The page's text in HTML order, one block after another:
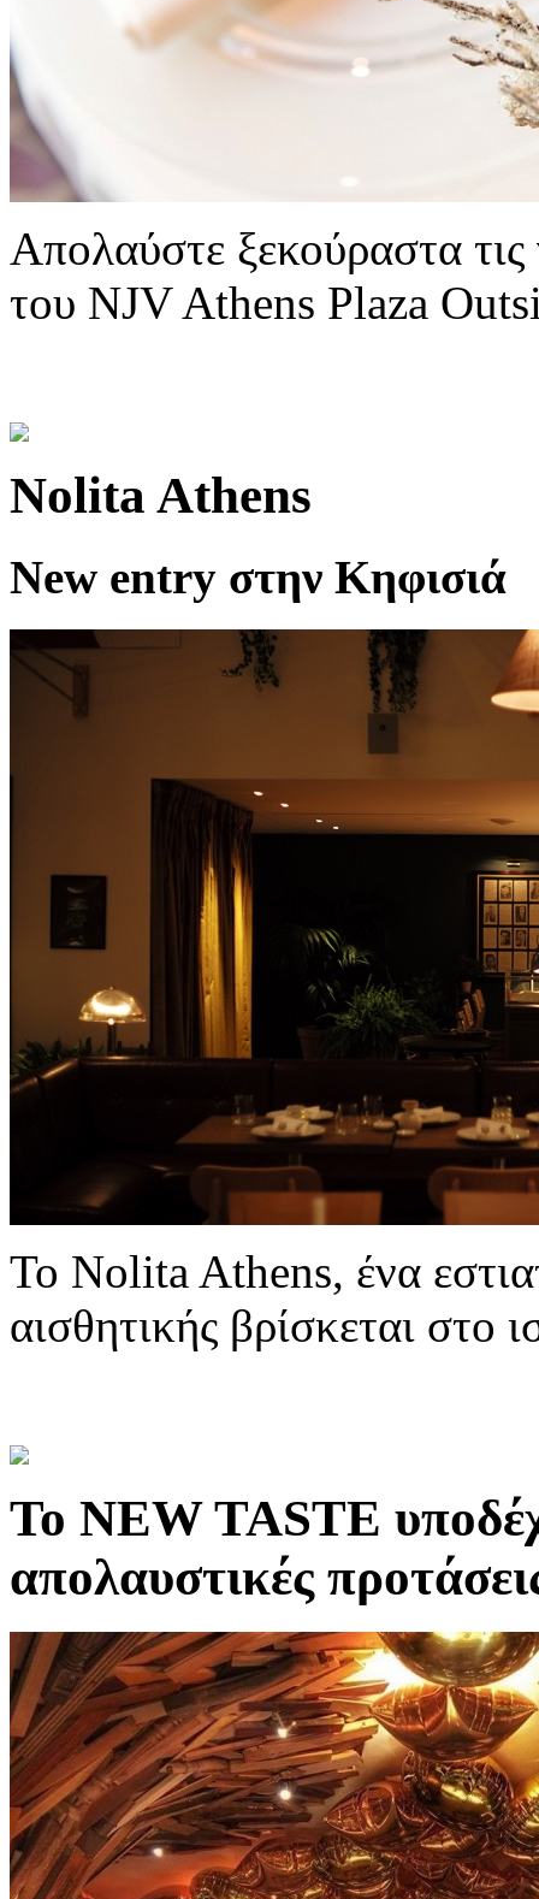
Απολαύστε ξεκούραστα τις
του NJV Athens Plaza
Nolita Athens
New entry στην Κηφισιά
Το Nolita Athens, ένα
αισθητικής βρίσκεται
Το NEW TASTE
απολαυστικές